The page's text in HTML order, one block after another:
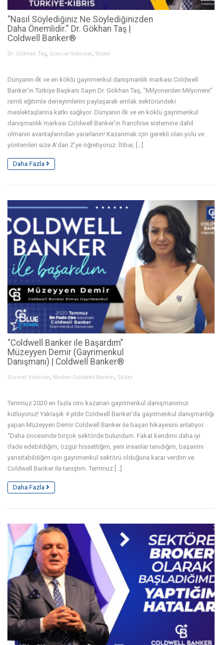
“Nasıl Söylediğiniz Ne Söylediğinizden
Daha Önemlidir.” Dr. Gökhan Taş |
Coldwell Banker®
Dr. Gökhan Taş Güncel Videolar Slider
Dünyanın ilk ve en köklü gayrimenkul danışmanlık markası Coldwell
Banker’ın Türkiye Başkanı Sayın Dr. Gökhan Taş, “Milyonerden Milyonere”
isimli eğitimle deneyimlerini paylaşarak emlak sektöründeki
meslektaşlarına katkı sağlıyor. Dünyanın ilk ve en köklü gayrimenkul
danışmanlık markası Coldwell Banker’ın franchise sistemine dahil
olmanın avantajlarından yararlanın! Kazanmak için gerekli olan yolu ve
yöntemleri size A’dan Z’ye öğretiyoruz. İtibar, […]
Daha Fazla
“Coldwell Banker ile Başardım”
Müzeyyen Demir (Gayrimenkul
Danışmanı) | Coldwell Banker®
Güncel Videolar Neden Coldwell Banker Slider
Temmuz 2020 en fazla ciro kazanan gayrimenkul danışmanımızı
kutluyoruz! Yaklaşık 4 yıldır Coldwell Banker’da gayrimenkul danışmanlığı
yapan Müzeyyen Demir Coldwell Banker ile başarı hikayesini anlatıyor.
“Daha öncesinde birçok sektörde bulundum. Fakat kendimi daha iyi
ifade edebildiğim, özgür hissettiğim, yeni insanlar tanıdığım, başarımı
yansıtabildiğim işin gayrimenkul sektörü olduğuna karar verdim ve
Coldwell Banker ile tanıştım. Temmuz […]
Daha Fazla